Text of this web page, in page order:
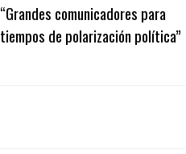
“Grandes comunicadores para
tiempos de polarización política”